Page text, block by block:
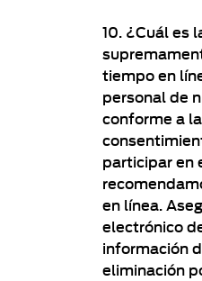
10. ¿Cuál es
tiempo en
personal de
conforme a
participar en
en línea.
electrónico
información
eliminación